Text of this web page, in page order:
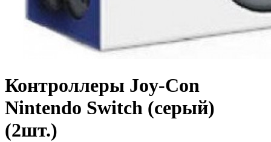
Контроллеры Joy-Con
Nintendo Switch (серый)
(2шт.)